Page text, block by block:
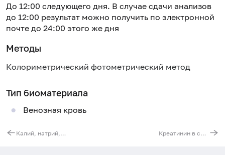
До 12:00 следующего дня. В случае сдачи анализов
до 12:00 результат можно получить по электронной
почте до 24:00 этого же дня
Методы
Колориметрический фотометрический метод
Тип биоматериала
Венозная кровь
Калий, натрий, хлор в сыворотке Креатинин в сыворотке (с определением СКФ)